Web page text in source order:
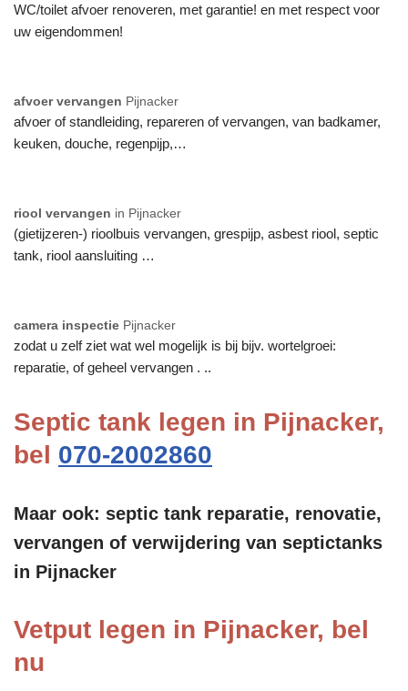
WC/toilet afvoer renoveren, met garantie! en met respect voor
uw eigendommen!
afvoer vervangen Pijnacker
afvoer of standleiding, repareren of vervangen, van badkamer,
keuken, douche, regenpijp,…
riool vervangen in Pijnacker
(gietijzeren-) rioolbuis vervangen, grespijp, asbest riool, septic
tank, riool aansluiting …
camera inspectie Pijnacker
zodat u zelf ziet wat wel mogelijk is bij bijv. wortelgroei:
reparatie, of geheel vervangen . ..
Septic tank legen in Pijnacker,
bel 070-2002860
Maar ook: septic tank reparatie, renovatie,
vervangen of verwijdering van septictanks
in Pijnacker
Vetput legen in Pijnacker, bel
nu